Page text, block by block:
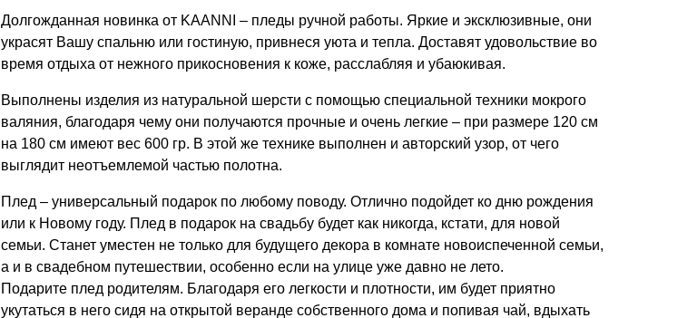
Долгожданная новинка от KAANNI – пледы ручной работы. Яркие и эксклюзивные, они
украсят Вашу спальню или гостиную, привнеся уюта и тепла. Доставят удовольствие во
время отдыха от нежного прикосновения к коже, расслабляя и убаюкивая.
Выполнены изделия из натуральной шерсти с помощью специальной техники мокрого
валяния, благодаря чему они получаются прочные и очень легкие – при размере 120 см
на 180 см имеют вес 600 гр. В этой же технике выполнен и авторский узор, от чего
выглядит неотъемлемой частью полотна.
Плед – универсальный подарок по любому поводу. Отлично подойдет ко дню рождения
или к Новому году. Плед в подарок на свадьбу будет как никогда, кстати, для новой
семьи. Станет уместен не только для будущего декора в комнате новоиспеченной семьи,
а и в свадебном путешествии, особенно если на улице уже давно не лето.
Подарите плед родителям. Благодаря его легкости и плотности, им будет приятно
укутаться в него сидя на открытой веранде собственного дома и попивая чай, вдыхать